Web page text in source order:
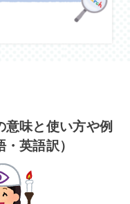
味と使い方や例
英語訳）